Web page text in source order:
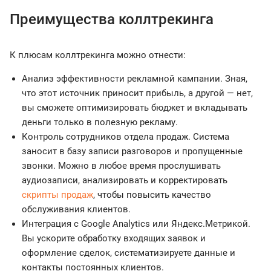
Преимущества коллтрекинга
К плюсам коллтрекинга можно отнести:
Анализ эффективности рекламной кампании. Зная,
что этот источник приносит прибыль, а другой — нет,
вы сможете оптимизировать бюджет и вкладывать
деньги только в полезную рекламу.
Контроль сотрудников отдела продаж. Система
заносит в базу записи разговоров и пропущенные
звонки. Можно в любое время прослушивать
аудиозаписи, анализировать и корректировать
скрипты продаж, чтобы повысить качество
обслуживания клиентов.
Интеграция с Google Analytics или Яндекс.Метрикой.
Вы ускорите обработку входящих заявок и
оформление сделок, систематизируете данные и
контакты постоянных клиентов.